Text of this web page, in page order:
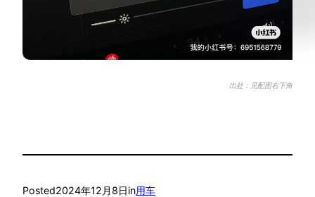
出处：见配图右下角
Posted2024年12月8日in用车